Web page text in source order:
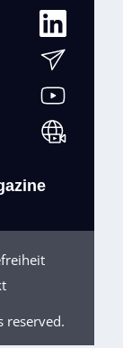
reserved.